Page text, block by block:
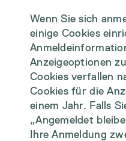
Wenn Sie sich
einige Cookies
Anzeigeoptionen
Cookies verfallen
Cookies für die
einem Jahr. Falls
„Angemeldet
Ihre Anmeldung